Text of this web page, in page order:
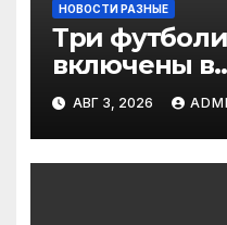
НОВОСТИ РАЗНЫЕ
Три
включены в
2‑го тура
ПРЕМЬЕР
АВГ 3, 2026